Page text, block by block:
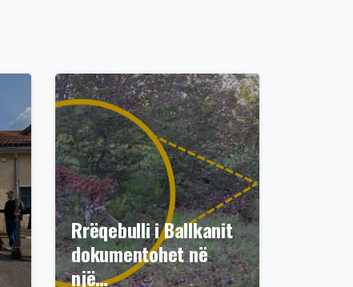
Rrëqebulli i Ballkanit
dokumentohet në
një…